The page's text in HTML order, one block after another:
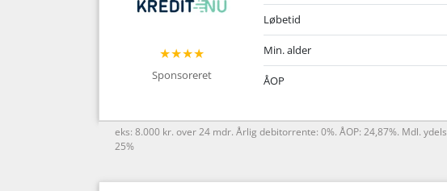
★★★★
Sponsoreret
Løbetid
Min. alder
ÅOP
eks: 8.000 kr. over 24 mdr. Årlig debitorrente: 0%. ÅOP: 24,87%. Mdl.
25%